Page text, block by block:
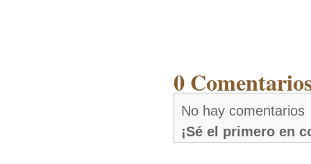
0
No hay comentarios
¡Sé el primero en